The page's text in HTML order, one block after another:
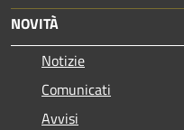
NOVITÀ
Notizie
Comunicati
Avvisi